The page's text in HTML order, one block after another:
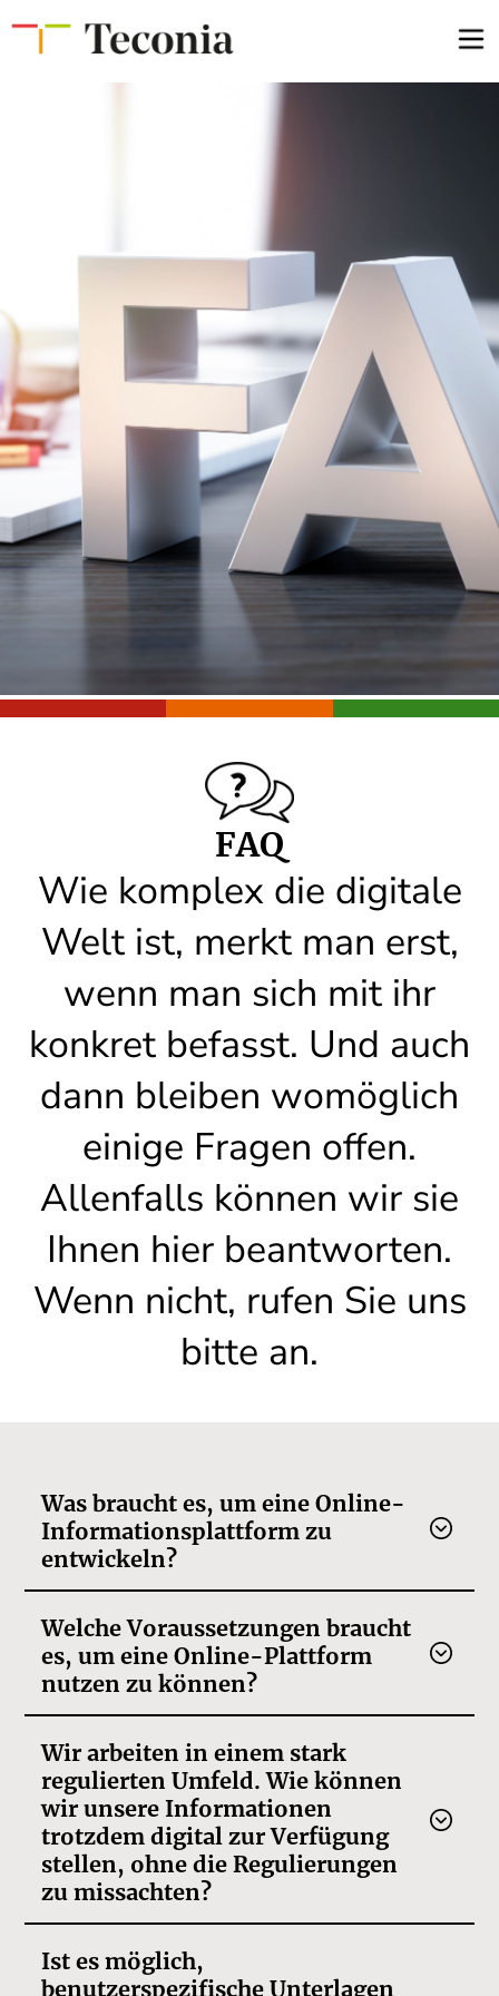
FAQ
Wie komplex die digitale
Welt ist, merkt man erst,
wenn man sich mit ihr
konkret befasst. Und auch
dann bleiben womöglich
einige Fragen offen.
Allenfalls können wir sie
Ihnen hier beantworten.
Wenn nicht, rufen Sie uns
bitte an.
Was braucht es, um eine Online-
Informationsplattform zu
entwickeln?
Welche Voraussetzungen braucht
es, um eine Online-Plattform
nutzen zu können?
Wir arbeiten in einem stark
regulierten Umfeld. Wie können
wir unsere Informationen
trotzdem digital zur Verfügung
stellen, ohne die Regulierungen
zu missachten?
Ist es möglich,
benutzerspezifische Unterlagen